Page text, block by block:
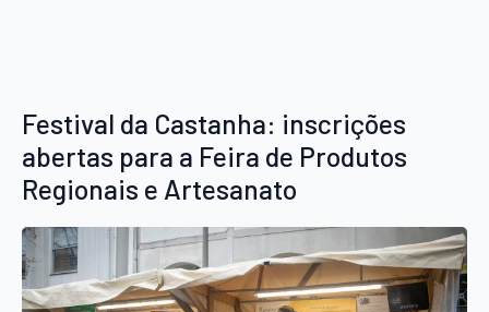
Festival da Castanha: inscrições
abertas para a Feira de Produtos
Regionais e Artesanato